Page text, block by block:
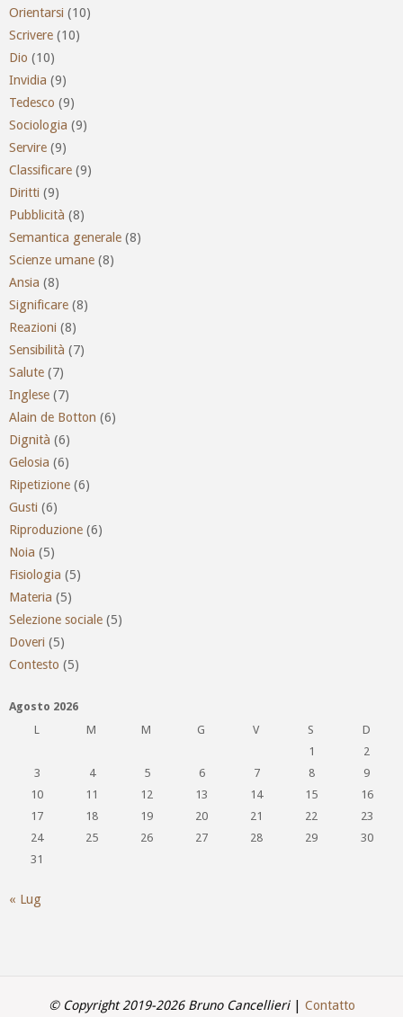
Orientarsi (10)
Scrivere (10)
Dio (10)
Invidia (9)
Tedesco (9)
Sociologia (9)
Servire (9)
Classificare (9)
Diritti (9)
Pubblicità (8)
Semantica generale (8)
Scienze umane (8)
Ansia (8)
Significare (8)
Reazioni (8)
Sensibilità (7)
Salute (7)
Inglese (7)
Alain de Botton (6)
Dignità (6)
Gelosia (6)
Ripetizione (6)
Gusti (6)
Riproduzione (6)
Noia (5)
Fisiologia (5)
Materia (5)
Selezione sociale (5)
Doveri (5)
Contesto (5)
Agosto 2026
L
M M G V S
D
1
2
3
4 5 6 7 8
9
10
11 12 13 14 15
16
17
18 19 20 21 22
23
24
25 26 27 28 29
30
31
« Lug
© Copyright 2019-2026 Bruno Cancellieri| Contatto